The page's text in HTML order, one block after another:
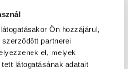
Ön hozzájárul,
partnerei
el, melyek
látogatásának adatait
újratöltése